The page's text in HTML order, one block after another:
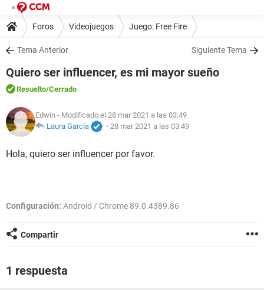
Foros Videojuegos Juego: Free Fire
Tema Anterior Siguiente Tema
Quiero ser influencer, es mi mayor sueño
Resuelto/Cerrado
Edwin - Modificado el 28 mar 2021 a las 03:49
Laura García
- 28 mar 2021 a las 03:49
Hola, quiero ser influencer por favor.
Configuración: Android / Chrome 89.0.4389.86
Compartir
1 respuesta